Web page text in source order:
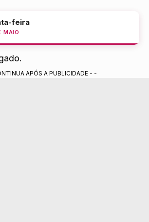
feira
MAIO
APÓS A PUBLICIDADE - -